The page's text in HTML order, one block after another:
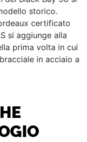
storico.
certificato
si aggiunge alla
prima volta in cui
in acciaio a